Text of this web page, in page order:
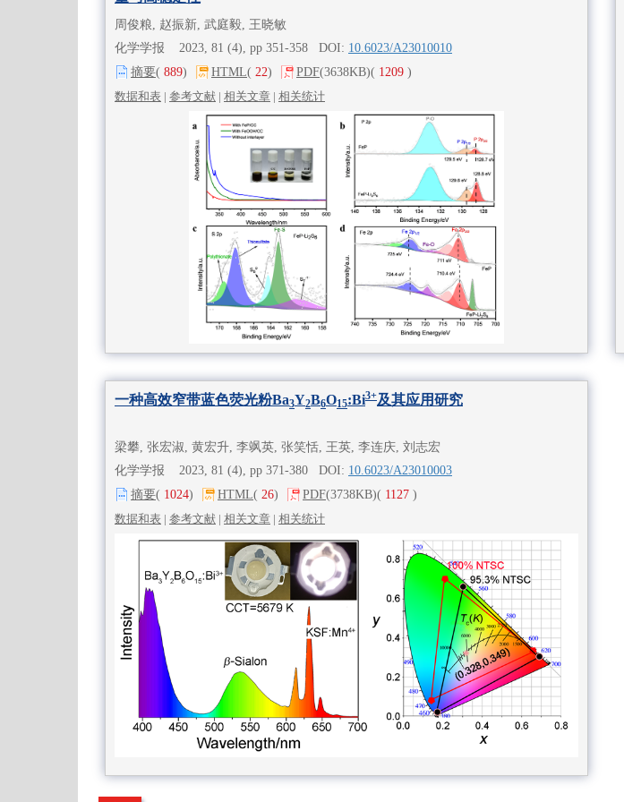
周俊粮, 赵振新, 武庭毅, 王晓敏
化学学报 2023, 81 (4), pp 351-358 DOI: 10.6023/A23010010
摘要( 889) HTML( 22) PDF(3638KB)( 1209 )
数据和表 | 参考文献 | 相关文章 | 相关统计
一种高效窄带蓝色荧光粉Ba3Y2B6O15:Bi3+及其应用研究
梁攀, 张宏淑, 黄宏升, 李飒英, 张笑恬, 王英, 李连庆, 刘志宏
化学学报 2023, 81 (4), pp 371-380 DOI: 10.6023/A23010003
摘要( 1024) HTML( 26) PDF(3738KB)( 1127 )
数据和表 | 参考文献 | 相关文章 | 相关统计